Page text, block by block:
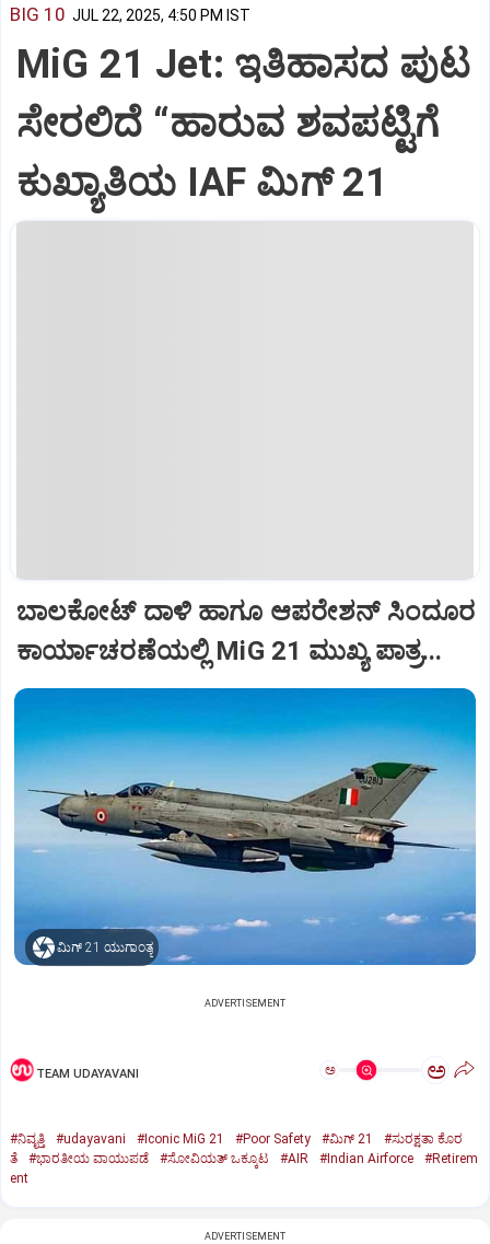
BIG 10 JUL 22, 2025, 4:50 PM IST
MiG 21 Jet: ಇತಿಹಾಸದ ಪುಟ
ಸೇರಲಿದೆ “ಹಾರುವ ಶವಪಟ್ಟಿಗೆ
ಕುಖ್ಯಾತಿಯ IAF ಮಿಗ್‌ 21
ಬಾಲಕೋಟ್‌ ದಾಳಿ ಹಾಗೂ ಆಪರೇಶನ್‌ ಸಿಂದೂರ
ಕಾರ್ಯಾಚರಣೆಯಲ್ಲಿ MiG 21 ಮುಖ್ಯ ಪಾತ್ರ...
ಮಿಗ್‌ 21 ಯುಗಾಂತ್ಯ
ADVERTISEMENT
TEAM UDAYAVANI ಅ ಅ
#ನಿವೃತ್ತಿ #udayavani #Iconic MiG 21 #Poor Safety #ಮಿಗ್‌ 21
#ಸುರಕ್ಷತಾ ಕೊರ
ತೆ
#ಭಾರತೀಯ ವಾಯುಪಡೆ #ಸೋವಿಯತ್‌ ಒಕ್ಕೂಟ #AIR #Indian Airforce
#Retirem
ent
ADVERTISEMENT